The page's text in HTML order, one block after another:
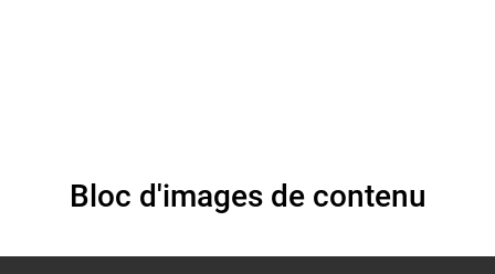
Bloc d'images de contenu